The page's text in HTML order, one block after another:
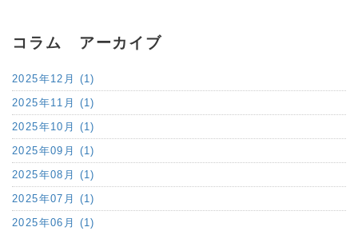
コラム アーカイブ
2025年12月 (1)
2025年11月 (1)
2025年10月 (1)
2025年09月 (1)
2025年08月 (1)
2025年07月 (1)
2025年06月 (1)